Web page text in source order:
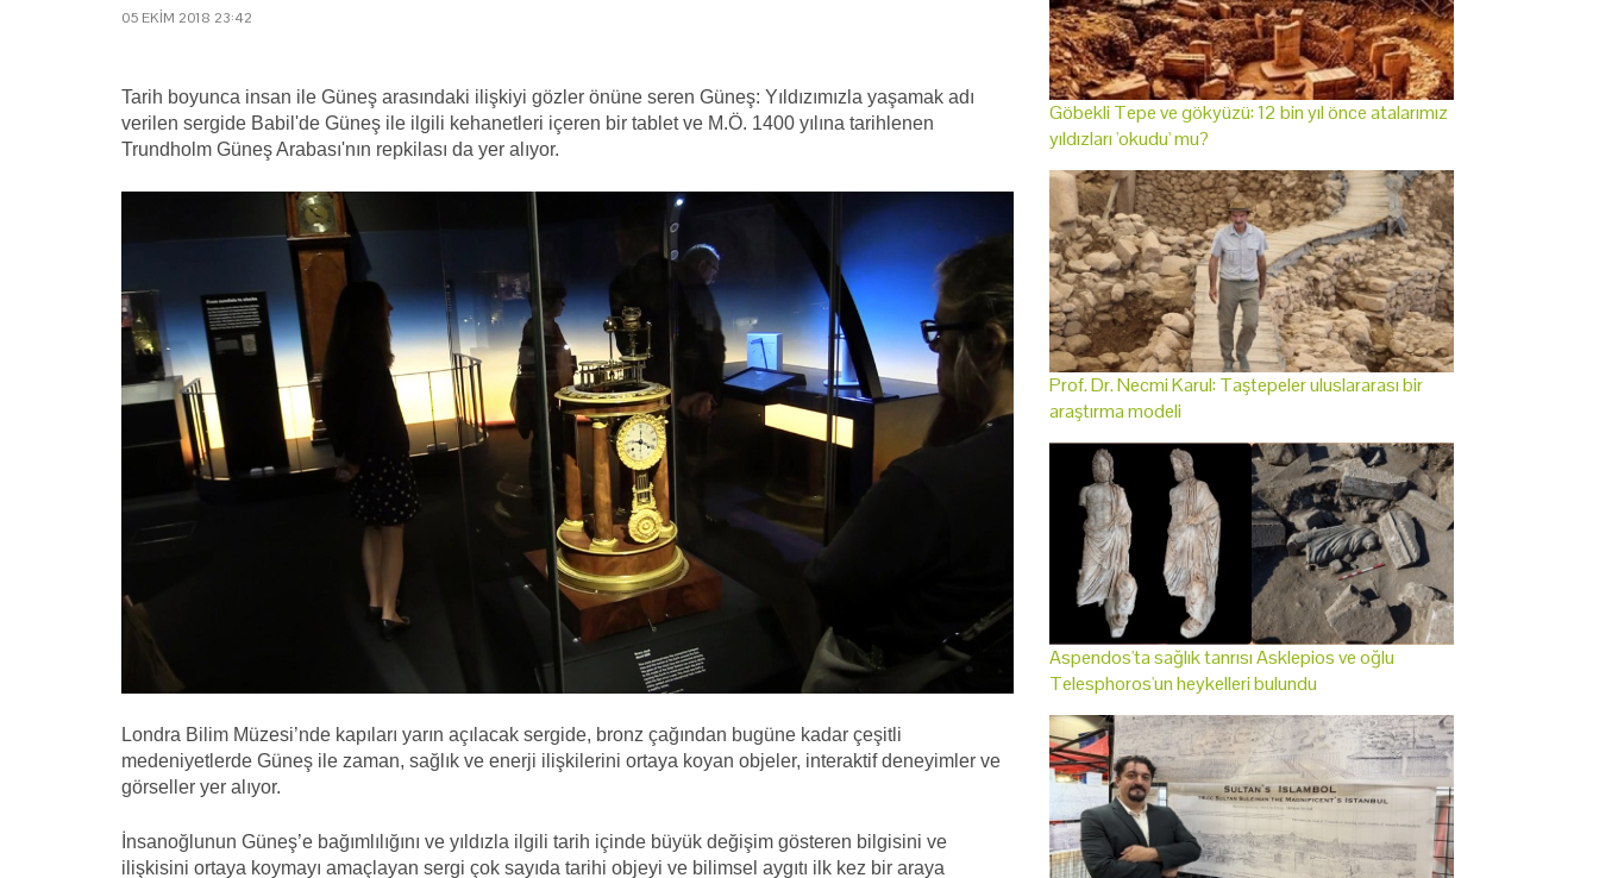
05 EKIM 2018 23:42
Tarih boyunca insan ile Güneş arasındaki ilişkiyi gözler önüne seren Güneş: Yıldızımızla yaşamak adı
verilen sergide Babil'de Güneş ile ilgili kehanetleri içeren bir tablet ve M.Ö. 1400 yılına tarihlenen
Trundholm Güneş Arabası'nın repkilası da yer alıyor.
Londra Bilim Müzesi’nde kapıları yarın açılacak sergide, bronz çağından bugüne kadar çeşitli
medeniyetlerde Güneş ile zaman, sağlık ve enerji ilişkilerini ortaya koyan objeler, interaktif deneyimler ve
görseller yer alıyor.
İnsanoğlunun Güneş’e bağımlılığını ve yıldızla ilgili tarih içinde büyük değişim gösteren bilgisini ve
ilişkisini ortaya koymayı amaçlayan sergi çok sayıda tarihi objeyi ve bilimsel aygıtı ilk kez bir araya
Göbekli Tepe ve gökyüzü: 12 bin yıl önce atalarımız
yıldızları 'okudu' mu?
Prof. Dr. Necmi Karul: Taştepeler uluslararası bir
araştırma modeli
Aspendos'ta sağlık tanrısı Asklepios ve oğlu
Telesphoros'un heykelleri bulundu